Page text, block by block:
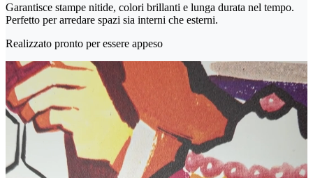
Garantisce stampe nitide, colori brillanti e lunga durata nel tempo.
Perfetto per arredare spazi sia interni che esterni.
Realizzato pronto per essere appeso